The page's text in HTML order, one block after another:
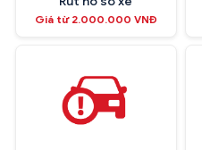
Giá từ 2.000.000 VNĐ